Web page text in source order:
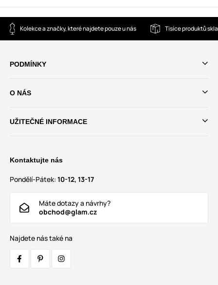
Kolekce a značky, které najdete pouze u nás Tisíce produktů
PODMÍNKY
O NÁS
UŽITEČNÉ INFORMACE
Kontaktujte nás
Pondělí-Pátek: 10-12, 13-17
Máte dotazy a návrhy?
obchod@glam.cz
Najdete nás také na